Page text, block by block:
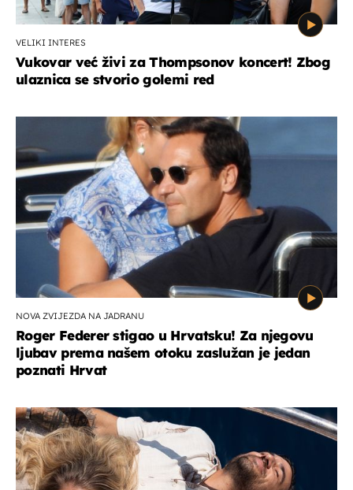
VELIKI INTERES
Vukovar već živi za Thompsonov koncert! Zbog
ulaznica se stvorio golemi red
NOVA ZVIJEZDA NA JADRANU
Roger Federer stigao u Hrvatsku! Za njegovu
ljubav prema našem otoku zaslužan je jedan
poznati Hrvat